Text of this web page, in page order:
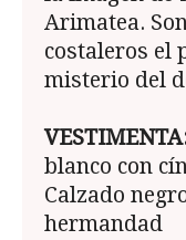
Arimatea.
costaleros el
misterio del
blanco con
Calzado
hermandad